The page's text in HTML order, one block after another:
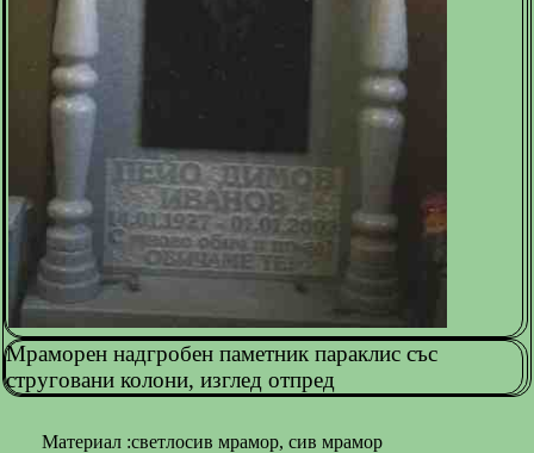
Мраморен надгробен паметник параклис със
струговани колони, изглед отпред
Материал :светлосив мрамор, сив мрамор